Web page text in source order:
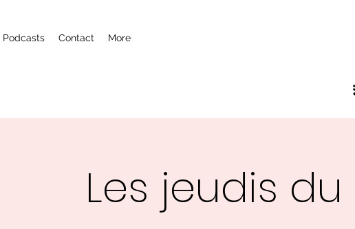
Podcasts Contact More
Les jeudis